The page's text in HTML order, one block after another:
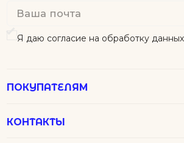
Колье